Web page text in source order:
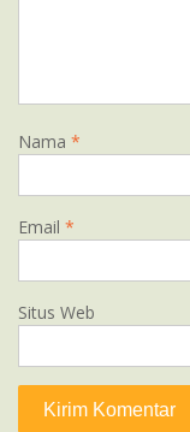
Nama *
Email *
Situs Web